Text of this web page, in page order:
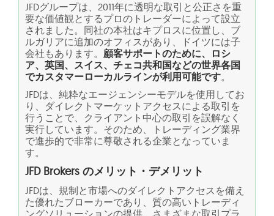
JFDグループは、2011年に透明な取引と公正さを重
要な価値観とするプロのトレーダーによって設立
されました。同社の本社はキプロスに位置し、ブ
ルガリアに追加のオフィスがあり、ドイツには子
会社もあります。 顧客サポートのために、ロシ
ア、英国、スイス、チェコ共和国などの世界各国
でカスタマーローカルラインが利用可能です。
JFDは、純粋なエージェンシーモデルを使用してお
り、ダイレクトマーケットアクセスによる取引を
行うことで、クライアント中心の取引を誤解なく
実行しています。そのため、トレーディング業界
で進歩的で非常に尊敬される企業となっていま
す。
JFD Brokers のメリット・デメリット
JFDは、規制と市場へのダイレクトアクセスを備え
た優れたブローカーであり、質の高いトレーディ